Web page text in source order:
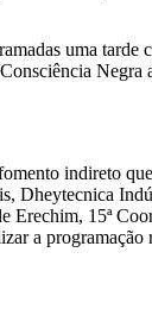
uma tarde
indireto
Dheytecnica
15ª
a